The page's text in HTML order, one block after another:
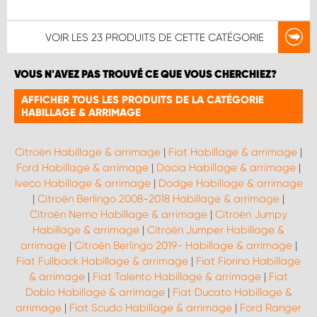
VOIR LES 23 PRODUITS DE CETTE CATÉGORIE
VOUS N'AVEZ PAS TROUVÉ CE QUE VOUS CHERCHIEZ?
AFFICHER TOUS LES PRODUITS DE LA CATÉGORIE
HABILLAGE & ARRIMAGE
Citroën Habillage & arrimage | Fiat Habillage & arrimage |
Ford Habillage & arrimage | Dacia Habillage & arrimage |
Iveco Habillage & arrimage| Dodge Habillage & arrimage
| Citroën Berlingo 2008-2018 Habillage & arrimage |
Citroën Nemo Habillage & arrimage | Citroën Jumpy
Habillage & arrimage | Citroën Jumper Habillage &
arrimage| Citroën Berlingo 2019- Habillage & arrimage|
Fiat Fullback Habillage & arrimage | Fiat Fiorino Habillage
& arrimage | Fiat Talento Habillage & arrimage | Fiat
Doblo Habillage & arrimage| Fiat Ducato Habillage &
arrimage | Fiat Scudo Habillage & arrimage | Ford Ranger